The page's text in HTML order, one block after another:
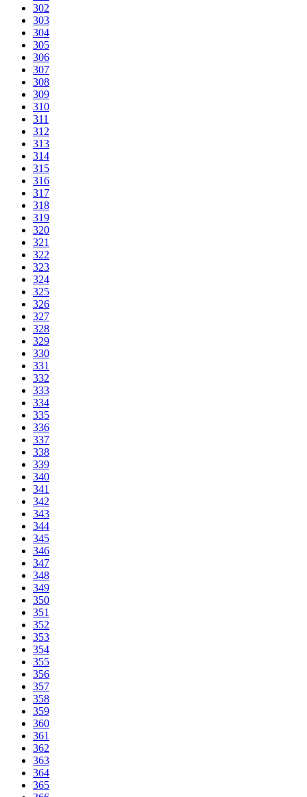
302
303
304
305
306
307
308
309
310
311
312
313
314
315
316
317
318
319
320
321
322
323
324
325
326
327
328
329
330
331
332
333
334
335
336
337
338
339
340
341
342
343
344
345
346
347
348
349
350
351
352
353
354
355
356
357
358
359
360
361
362
363
364
365